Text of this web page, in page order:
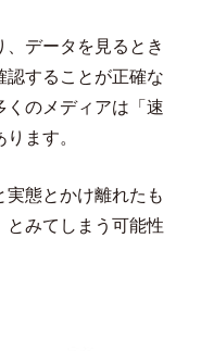
データを見るとき
認することが正確な
くのメディアは「速
ます。
態とかけ離れたも
とみてしまう可能性